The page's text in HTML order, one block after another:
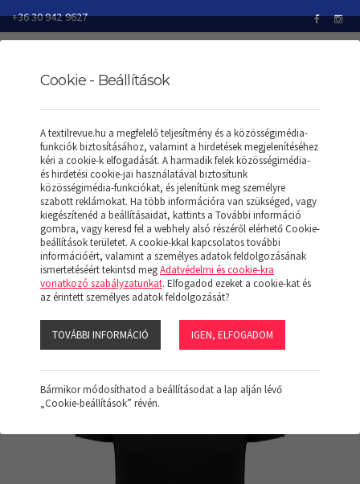
+36 30 942 9627
NŐI SUPIMA® KÖRNYAKÚ RÖVID UJJÚ PÓLÓ
NŐI SUPIMA®
KÖRNYAKÚ RÖVID UJJÚ
PÓLÓ
Cookie - Beállítások
A textilrevue.hu a megfelelő teljesítmény és a közösségimédia-
funkciók biztosításához, valamint a hirdetések megjelenítéséhez
kéri a cookie-k elfogadását. A harmadik felek közösségimédia-
és hirdetési cookie-jai használatával biztosítunk
közösségimédia-funkciókat, és jelenítünk meg személyre
szabott reklámokat. Ha több információra van szükséged, vagy
kiegészítenéd a beállításaidat, kattints a További információ
gombra, vagy keresd fel a webhely alsó részéről elérhető Cookie-
beállítások területet. A cookie-kkal kapcsolatos további
információért, valamint a személyes adatok feldolgozásának
ismertetéséért tekintsd megAdatvédelmi és cookie-kra
vonatkozó szabályzatunkat. Elfogadod ezeket a cookie-kat és
az érintett személyes adatok feldolgozását?
TOVÁBBI INFORMÁCIÓ IGEN, ELFOGADOM
Bármikor módosíthatod a beállításodat a lap alján lévő
„Cookie-beállítások” révén.